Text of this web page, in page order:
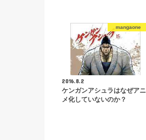
mangaone
2016.8.2
ケンガンアシュラはなぜアニ
メ化していないのか？